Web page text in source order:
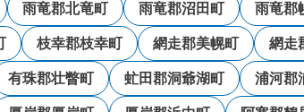
雨竜郡北竜町 雨竜郡沼田町 雨竜郡
枝幸郡枝幸町 網走郡美幌町 網走
有珠郡壮瞥町 虻田郡洞爺湖町 浦河郡